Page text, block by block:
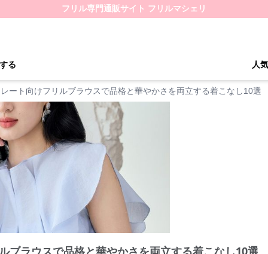
フリル専門通販サイト フリルマシェリ
る 人
ート向けフリルブラウスで品格と華やかさを両立する着こなし10選
ブラウスで品格と華やかさを両立する着こなし10選